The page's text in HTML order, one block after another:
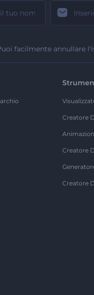
facilmente annullare
Creatore
Creatore
Creatore